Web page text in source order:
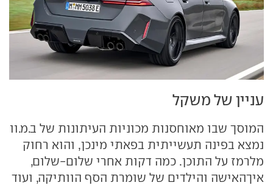
עניין של משקל
המוסך שבו מאוחסנות מכוניות העיתונות של ב.מ.וו
נמצא בפינה תעשייתית בפאתי מינכן, והוא רחוק
מלרמז על התוכן. כמה דקות אחרי שלום-שלום,
איךהאישה והילדים של שומרת הסף הוותיקה, ועוד